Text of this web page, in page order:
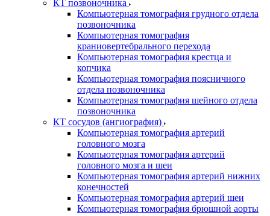
КТ позвоночника
Компьютерная томография грудного отдела
позвоночника
Компьютерная томография
краниовертебрального перехода
Компьютерная томография крестца и
копчика
Компьютерная томография поясничного
отдела позвоночника
Компьютерная томография шейного отдела
позвоночника
КТ сосудов (ангиография)
Компьютерная томография артерий
головного мозга
Компьютерная томография артерий
головного мозга и шеи
Компьютерная томография артерий нижних
конечностей
Компьютерная томография артерий шеи
Компьютерная томография брюшной аорты